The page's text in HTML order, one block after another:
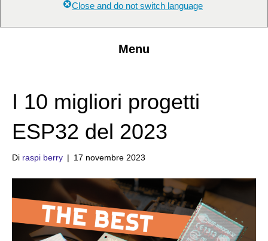
Close and do not switch language
Menu
I 10 migliori progetti
ESP32 del 2023
Di raspi berry | 17 novembre 2023